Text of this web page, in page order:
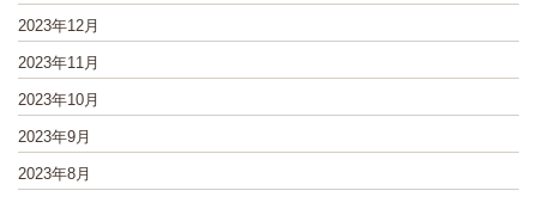
2023年12月
2023年11月
2023年10月
2023年9月
2023年8月